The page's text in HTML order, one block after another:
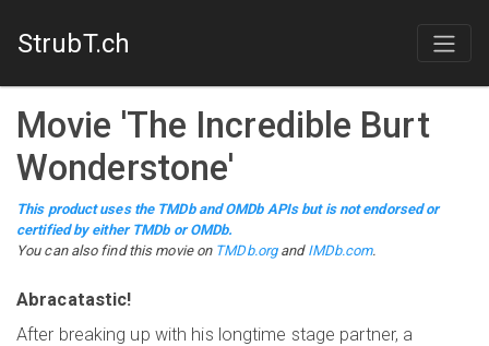
StrubT.ch
Movie 'The Incredible Burt
Wonderstone'
This product uses the TMDb and OMDb APIs but is not endorsed or
certified by either TMDb or OMDb.
You can also find this movieon TMDb.organd IMDb.com.
Abracatastic!
After breaking up with his longtime stage partner, a